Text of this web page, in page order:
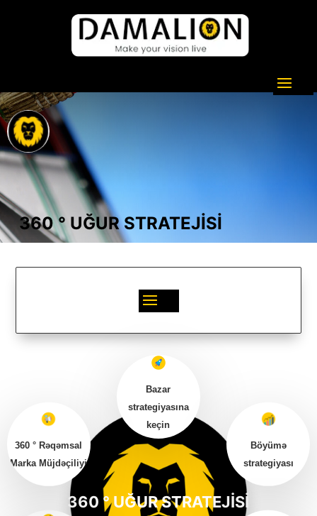
360 ° UĞUR STRATEJİSİ
360 ° UĞUR STRATEJİSİ
Bazar
strategiyasına
keçin
Böyümə
strategiyası
360 ° Rəqəmsal
Marka Müjdəçiliyi